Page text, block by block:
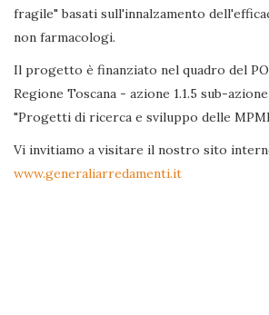
fragile" basati sull'innalzamento
non farmacologi.
Il progetto è finanziato nel quadro del
Regione Toscana - azione 1.1.5 sub-azione
"Progetti di ricerca e sviluppo delle
Vi invitiamo a visitare il nostro sito
www.generaliarredamenti.it